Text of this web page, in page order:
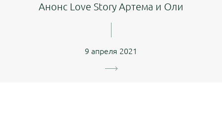
Анонс Love Story Артема и Оли
9 апреля 2021